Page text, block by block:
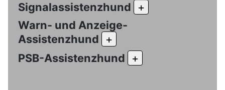
Signalassistenzhund
+
Warn- und Anzeige-
Assistenzhund
+
PSB-Assistenzhund
+